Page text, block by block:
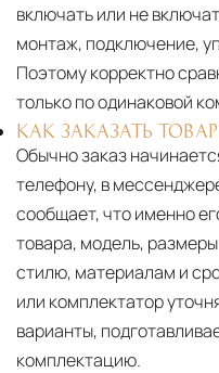
включать или не
монтаж, подключение,
Поэтому корректно
только по одинаковой
КАК ЗАКАЗАТЬ
Обычно заказ
телефону, в
сообщает, что именно
товара, модель,
стилю, материалам и
или комплектатор
варианты,
комплектацию.